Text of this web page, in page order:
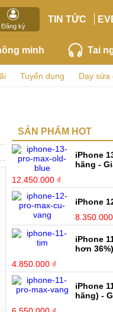
Đăng ký
TIN TỨC
minh Tai
Tuyển dụng Dạy sửa
SẢN PHẨM HOT
iPhone
hãng -
12.450.000 ₫
iPhone
iPhone
hơn 36%)
4.850.000 ₫
iPhone
hãng) -